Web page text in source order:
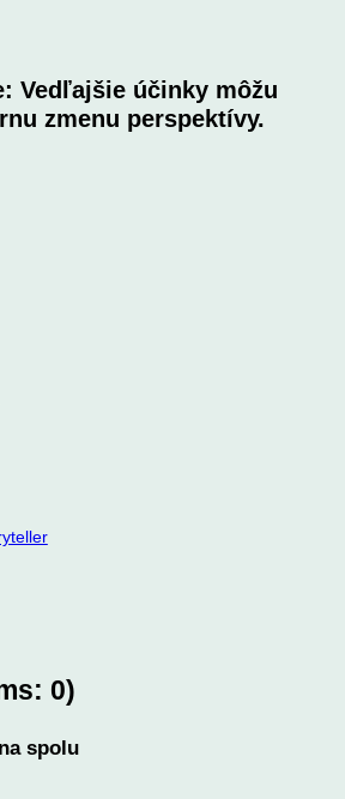
Vedľajšie účinky môžu
zmenu perspektívy.
0)
spolu